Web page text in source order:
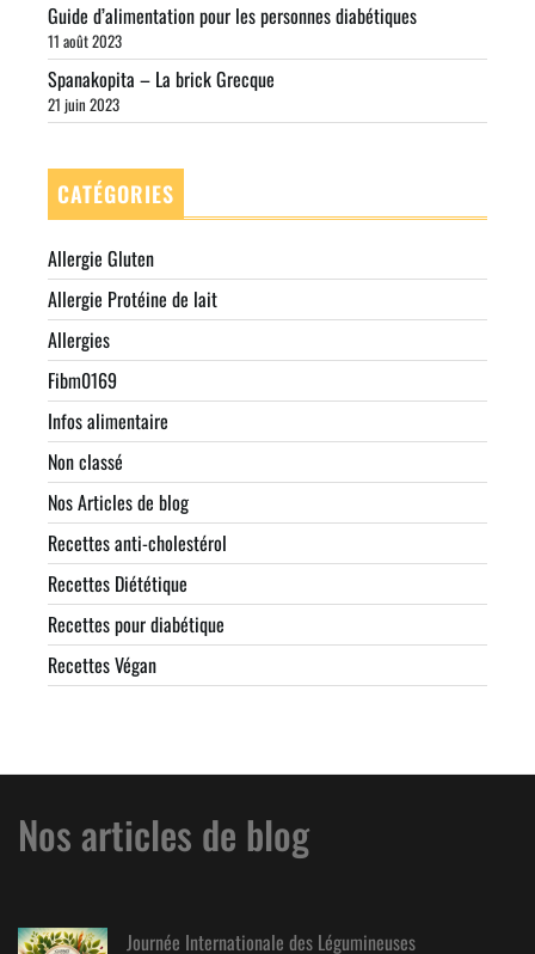
Guide d’alimentation pour les personnes diabétiques
11 août 2023
Spanakopita – La brick Grecque
21 juin 2023
CATÉGORIES
Allergie Gluten
Allergie Protéine de lait
Allergies
Fibm0169
Infos alimentaire
Non classé
Nos Articles de blog
Recettes anti-cholestérol
Recettes Diététique
Recettes pour diabétique
Recettes Végan
Nos articles de blog
Journée Internationale des Légumineuses